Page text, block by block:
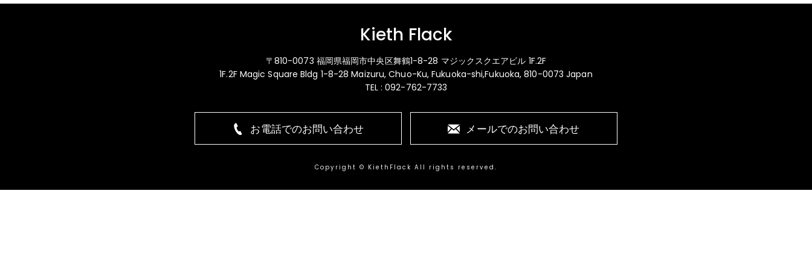
Kieth Flack
〒810-0073 福岡県福岡市中央区舞鶴1-8-28 マジックスクエアビル 1F.2F
1F.2F Magic Square Bldg 1-8-28 Maizuru, Chuo-Ku, Fukuoka-shi,Fukuoka, 810-0073 Japan
TEL : 092-762-7733
お電話でのお問い合わせ メールでのお問い合わせ
Copyright © KiethFlack All rights reserved.